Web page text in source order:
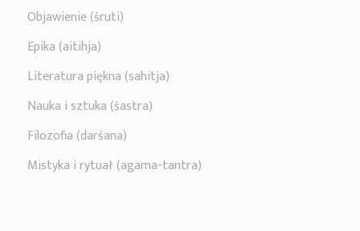
Objawienie (śruti)
Epika (aitihja)
Literatura piękna (sahitja)
Nauka i sztuka (śastra)
Filozofia (darśana)
Mistyka i rytuał (agama-tantra)